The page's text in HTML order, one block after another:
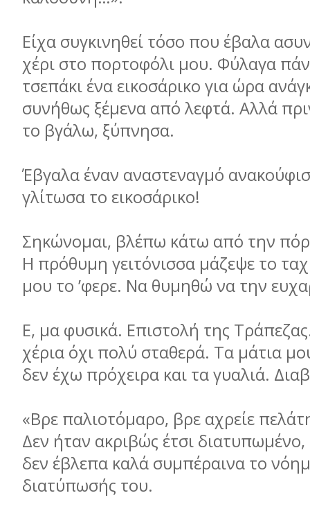
Είχα συγκινηθεί τόσο που έβαλα
χέρι στο πορτοφόλι μου. Φύλαγα
τσεπάκι ένα εικοσάρικο για ώρα
συνήθως ξέμενα από λεφτά. Αλλά
το βγάλω, ξύπνησα.
Έβγαλα έναν αναστεναγμό
γλίτωσα το εικοσάρικο!
Σηκώνομαι, βλέπω κάτω από την
Η πρόθυμη γειτόνισσα μάζεψε το
μου το ’φερε. Να θυμηθώ να την
Ε, μα φυσικά. Επιστολή της
χέρια όχι πολύ σταθερά. Τα μάτια
δεν έχω πρόχειρα και τα γυαλιά.
«Βρε παλιοτόμαρο, βρε αχρείε
Δεν ήταν ακριβώς έτσι διατυπωμένο,
δεν έβλεπα καλά συμπέραινα το
διατύπωσής του.